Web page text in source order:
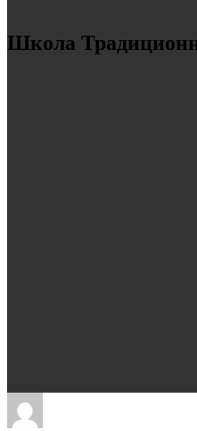
Школа